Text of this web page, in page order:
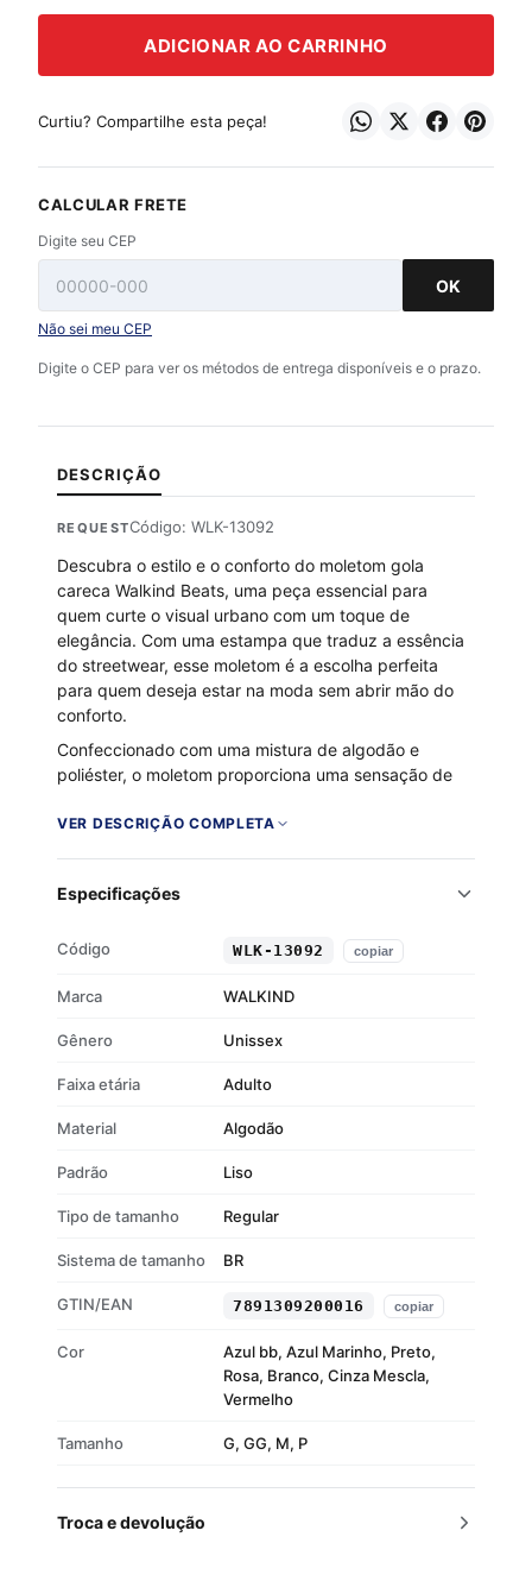
ADICIONAR AO CARRINHO
Curtiu? Compartilhe esta peça!
CALCULAR FRETE
Digite seu CEP
OK
Não sei meu CEP
Digite o CEP para ver os métodos de entrega disponíveis e o prazo.
DESCRIÇÃO
REQUESTCódigo: WLK-13092
Descubra o estilo e o conforto do moletom gola
careca Walkind Beats, uma peça essencial para
quem curte o visual urbano com um toque de
elegância. Com uma estampa que traduz a essência
do streetwear, esse moletom é a escolha perfeita
para quem deseja estar na moda sem abrir mão do
conforto.
Confeccionado com uma mistura de algodão e
poliéster, o moletom proporciona uma sensação de
careca, junto aos punhos e barra em ribana, garante
passeio casual pela cidade.
Tecido 50% algodão e 50% poliéster
Interior flanelado para maior conforto
Gola careca estilosa
VER DESCRIÇÃO COMPLETA
Especificações
Código WLK-13092 copiar
Marca WALKIND
Gênero Unissex
Faixa etária Adulto
Material Algodão
Padrão Liso
Tipo de tamanho Regular
Sistema de tamanho BR
GTIN/EAN 7891309200016 copiar
Cor
Azul bb, Azul Marinho, Preto,
Rosa, Branco, Cinza Mescla,
Vermelho
Tamanho G, GG, M, P
Troca e devolução